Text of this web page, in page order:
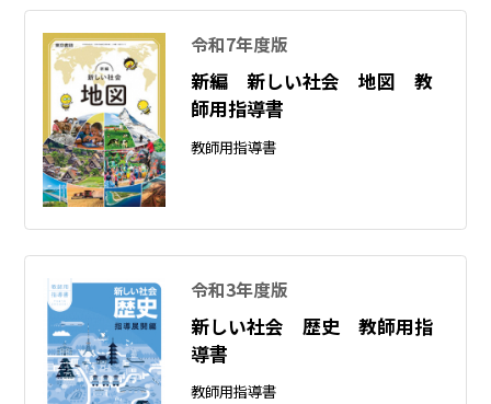
令和7年度版
新編 新しい社会 地図 教
師用指導書
教師用指導書
令和3年度版
新しい社会 歴史 教師用指
導書
教師用指導書